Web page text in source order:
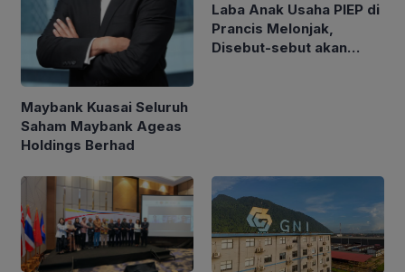
Maybank Kuasai Seluruh
Saham Maybank Ageas
Holdings Berhad
Laba Anak Usaha PIEP di
Prancis Melonjak,
Disebut-sebut akan